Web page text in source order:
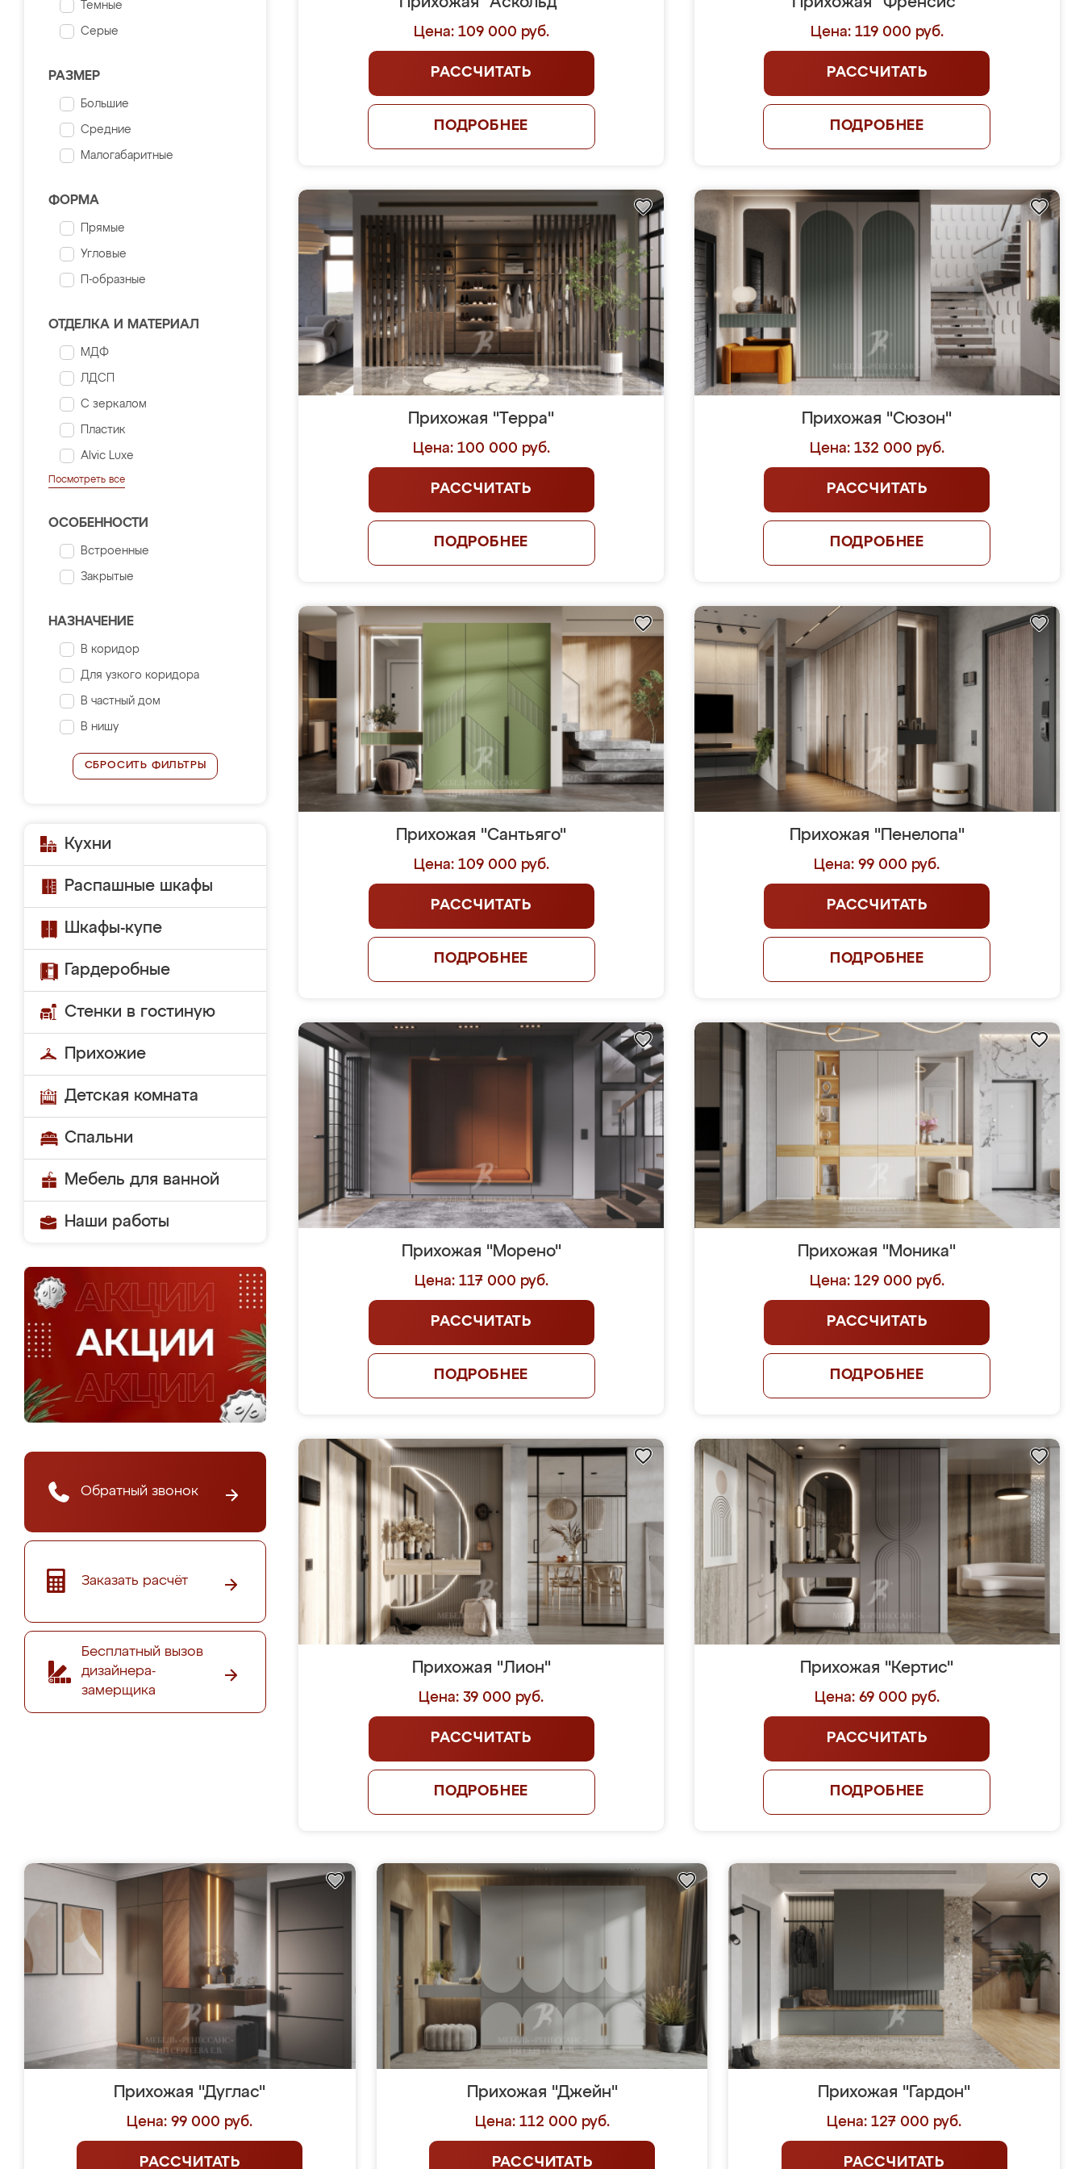
Темные
Серые
РАЗМЕР
Большие
Средние
Малогабаритные
ФОРМА
Прямые
Угловые
П-образные
ОТДЕЛКА И МАТЕРИАЛ
МДФ
ЛДСП
С зеркалом
Пластик
Alvic Luxe
Посмотреть все
ОСОБЕННОСТИ
Встроенные
Закрытые
НАЗНАЧЕНИЕ
В коридор
Для узкого коридора
В частный дом
В нишу
СБРОСИТЬ ФИЛЬТРЫ
Кухни
Распашные шкафы
Шкафы-купе
Гардеробные
Стенки в гостиную
Прихожие
Детская комната
Спальни
Мебель для ванной
Наши работы
Обратный звонок
Заказать расчёт
Бесплатный вызов
дизайнера-
замерщика
Цена: 109 000 руб.
РАССЧИТАТЬ
ПОДРОБНЕЕ
Цена: 119 000 руб.
РАССЧИТАТЬ
ПОДРОБНЕЕ
Прихожая "Терра"
Цена: 100 000 руб.
РАССЧИТАТЬ
ПОДРОБНЕЕ
Прихожая "Сюзон"
Цена: 132 000 руб.
РАССЧИТАТЬ
ПОДРОБНЕЕ
Прихожая "Сантьяго"
Цена: 109 000 руб.
РАССЧИТАТЬ
ПОДРОБНЕЕ
Прихожая "Пенелопа"
Цена: 99 000 руб.
РАССЧИТАТЬ
ПОДРОБНЕЕ
Прихожая "Морено"
Цена: 117 000 руб.
РАССЧИТАТЬ
ПОДРОБНЕЕ
Прихожая "Моника"
Цена: 129 000 руб.
РАССЧИТАТЬ
ПОДРОБНЕЕ
Прихожая "Лион"
Цена: 39 000 руб.
РАССЧИТАТЬ
ПОДРОБНЕЕ
Прихожая "Кертис"
Цена: 69 000 руб.
РАССЧИТАТЬ
ПОДРОБНЕЕ
Прихожая "Дуглас"
Цена: 99 000 руб.
РАССЧИТАТЬ
Прихожая "Джейн"
Цена: 112 000 руб.
РАССЧИТАТЬ
Прихожая "Гардон"
Цена: 127 000 руб.
РАССЧИТАТЬ